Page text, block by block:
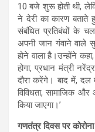
10 बजे शुरू होती थी,
ने देरी का कारण
संबंधित प्रतिबंधों के
अपनी जान गंवाने वाले
होने वाला है।उन्होंने
होगा, प्रधान मंत्री
दौरा करेंगे। बाद में, दल
विविधता, सामाजिक और
किया जाएगा।’
गणतंत्र दिवस पर